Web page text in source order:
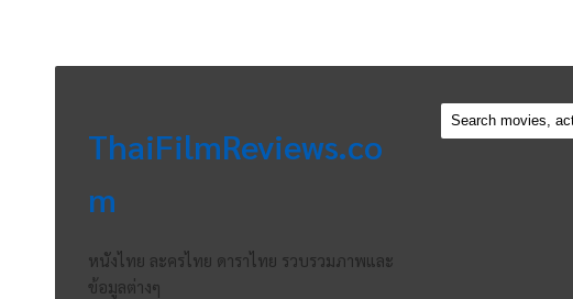
ThaiFilmReviews.co
m
หนังไทย ละครไทย ดาราไทย รวบรวมภาพและ
ข้อมูลต่างๆ